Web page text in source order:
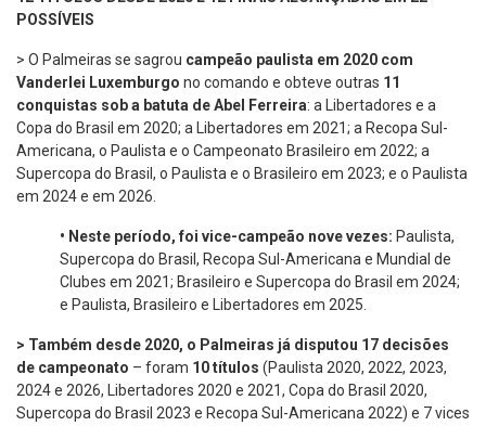
POSSÍVEIS
> O Palmeiras se sagrou campeão paulista em 2020 com
Vanderlei Luxemburgo no comando e obteve outras 11
conquistas sob a batuta de Abel Ferreira: a Libertadores e a
Copa do Brasil em 2020; a Libertadores em 2021; a Recopa Sul-
Americana, o Paulista e o Campeonato Brasileiro em 2022; a
Supercopa do Brasil, o Paulista e o Brasileiro em 2023; e o Paulista
em 2024 e em 2026.
• Neste período, foi vice-campeão nove vezes: Paulista,
Supercopa do Brasil, Recopa Sul-Americana e Mundial de
Clubes em 2021; Brasileiro e Supercopa do Brasil em 2024;
e Paulista, Brasileiro e Libertadores em 2025.
> Também desde 2020, o Palmeiras já disputou 17 decisões
de campeonato – foram 10 títulos (Paulista 2020, 2022, 2023,
2024 e 2026, Libertadores 2020 e 2021, Copa do Brasil 2020,
Supercopa do Brasil 2023 e Recopa Sul-Americana 2022) e 7 vices